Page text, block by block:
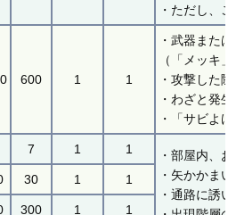
・ただし
600 1 1
・武器ま
（「メッ
・攻撃し
・わざと
・「サビよ
7 1 1
・部屋内
・矢かかま
・通路に
30 1 1
300 1 1